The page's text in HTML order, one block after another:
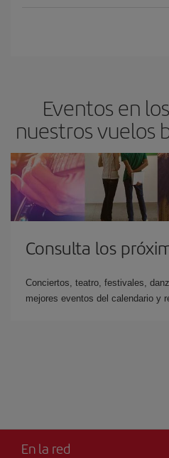
Eventos en
nuestros vuelos
Consulta los
Conciertos, teatro, festivales,
mejores eventos del calendario y
En la red